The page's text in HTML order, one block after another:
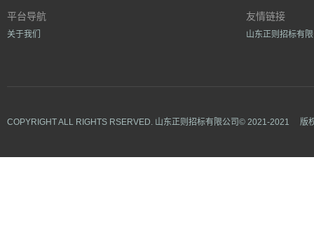
平台导航
关于我们
友情链接
山东正则招标有
COPYRIGHT ALL RIGHTS RSERVED. 山东正则招标有限公司© 2021-2021 版